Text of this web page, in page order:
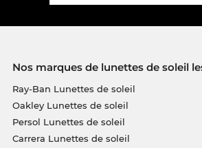
Nos marques de lunettes de soleil
Ray-Ban Lunettes de soleil
Oakley Lunettes de soleil
Persol Lunettes de soleil
Carrera Lunettes de soleil